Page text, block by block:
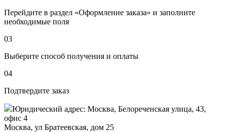
Перейдите в раздел «Оформление заказа» и заполните
необходимые поля
03
Выберите способ получения и оплаты
04
Подтвердите заказ
Юридический адрес: Москва, Белореченская улица, 43,
офис 4
Москва, ул Братеевская, дом 25